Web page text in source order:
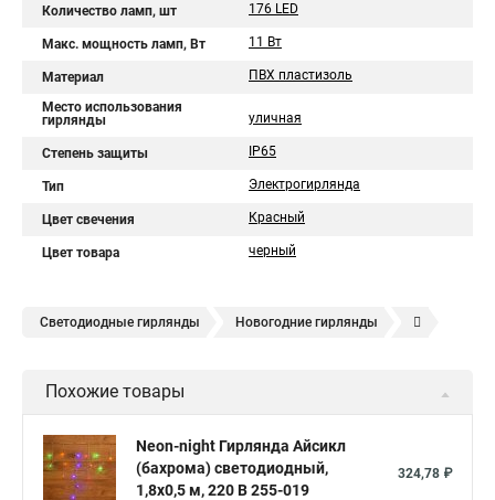
Количество ламп, шт 176 LED
Макс. мощность ламп, Вт 11 Вт
Материал ПВХ пластизоль
Место использования
гирлянды
уличная
Степень защиты IP65
Тип Электрогирлянда
Цвет свечения Красный
Цвет товара черный
Светодиодные гирлянды Новогодние гирлянды
Электрическая гирлянда
Похожие товары
Neon-night Гирлянда Айсикл
(бахрома) светодиодный,
1,8х0,5 м, 220 В 255-019
324,78 ₽